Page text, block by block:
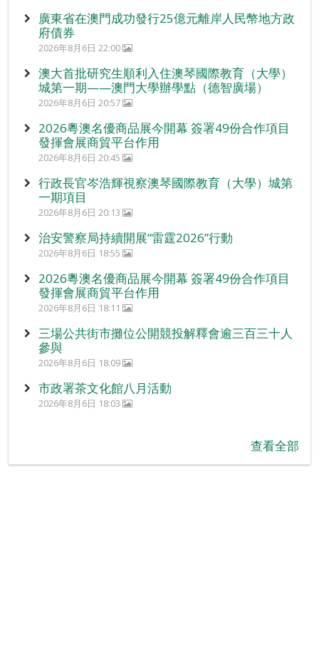
廣東省在澳門成功發行25億元離岸人民幣地方政
府債券
2026年8月6日 22:00
澳大首批研究生順利入住澳琴國際教育（大學）
城第一期——澳門大學辦學點（德智廣場）
2026年8月6日 20:57
2026粵澳名優商品展今開幕 簽署49份合作項目
發揮會展商貿平台作用
2026年8月6日 20:45
行政長官岑浩輝視察澳琴國際教育（大學）城第
一期項目
2026年8月6日 20:13
治安警察局持續開展“雷霆2026”行動
2026年8月6日 18:55
2026粵澳名優商品展今開幕 簽署49份合作項目
發揮會展商貿平台作用
2026年8月6日 18:11
三場公共街市攤位公開競投解釋會逾三百三十人
參與
2026年8月6日 18:09
市政署茶文化館八月活動
2026年8月6日 18:03
查看全部